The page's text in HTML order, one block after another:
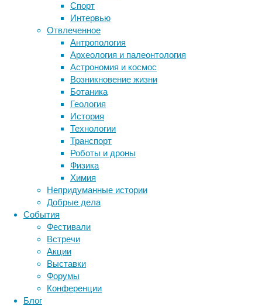
Спорт
Интервью
Отвлеченное
Антропология
Археология и палеонтология
Астрономия и космос
Возникновение жизни
Ботаника
Геология
История
Технологии
Транспорт
Роботы и дроны
Физика
Химия
Непридуманные истории
Добрые дела
События
Фестивали
Встречи
Акции
Выставки
Форумы
Конференции
Блог
—
наиболее
перспективный
на
сегодняшний
день
экспериментальный
метод
лечения
рака.
Он
состоит
том,
что
лимфоциты
пациента
или
донора
генетически
модифицируют
так,
чтобы
они
Метки
ДНК бактерии биология
биотехнология вирусы
генетика дети
здоровье
инструменты и методы
исследования
лекарства медицина
мозг наука
нейробиология
нейрофизиология
поведение
сон социальные проблемы
физиология
эмоции